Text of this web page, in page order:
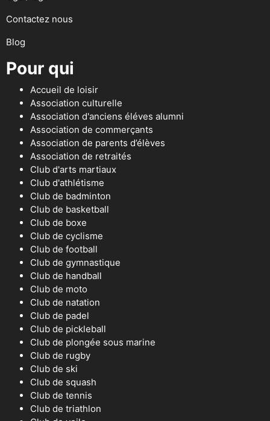
Contactez nous
Blog
Pour qui
Accueil de loisir
Association culturelle
Association d'anciens éléves alumni
Association de commerçants
Association de parents d’élèves
Association de retraités
Club d'arts martiaux
Club d'athlétisme
Club de badminton
Club de basketball
Club de boxe
Club de cyclisme
Club de football
Club de gymnastique
Club de handball
Club de moto
Club de natation
Club de padel
Club de pickleball
Club de plongée sous marine
Club de rugby
Club de ski
Club de squash
Club de tennis
Club de triathlon